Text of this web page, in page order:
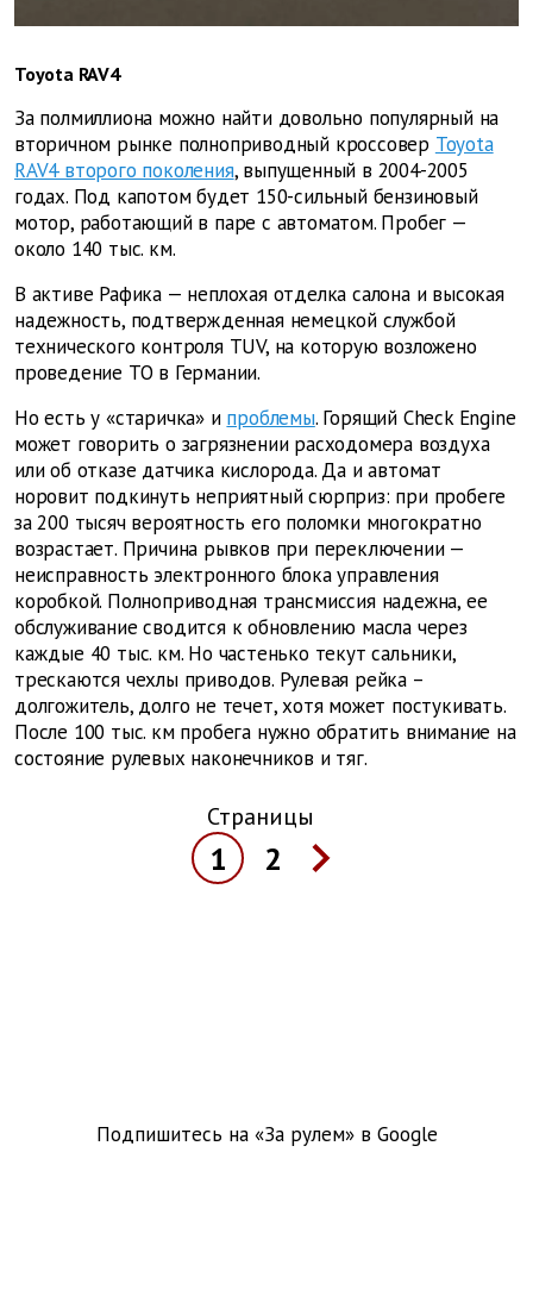
Toyota RAV4
За полмиллиона можно найти довольно популярный на
вторичном рынке полноприводный кроссовер Toyota
RAV4 второго поколения, выпущенный в 2004-2005
годах. Под капотом будет 150-сильный бензиновый
мотор, работающий в паре с автоматом. Пробег —
около 140 тыс. км.
В активе Рафика — неплохая отделка салона и высокая
надежность, подтвержденная немецкой службой
технического контроля TUV, на которую возложено
проведение ТО в Германии.
Но есть у «старичка» и проблемы. Горящий Check Engine
может говорить о загрязнении расходомера воздуха
или об отказе датчика кислорода. Да и автомат
норовит подкинуть неприятный сюрприз: при пробеге
за 200 тысяч вероятность его поломки многократно
возрастает. Причина рывков при переключении —
неисправность электронного блока управления
коробкой. Полноприводная трансмиссия надежна, ее
обслуживание сводится к обновлению масла через
каждые 40 тыс. км. Но частенько текут сальники,
трескаются чехлы приводов. Рулевая рейка –
долгожитель, долго не течет, хотя может постукивать.
После 100 тыс. км пробега нужно обратить внимание на
состояние рулевых наконечников и тяг.
Страницы
1 2
Подпишитесь на «За рулем» в Google